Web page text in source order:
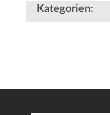
Kategorien: